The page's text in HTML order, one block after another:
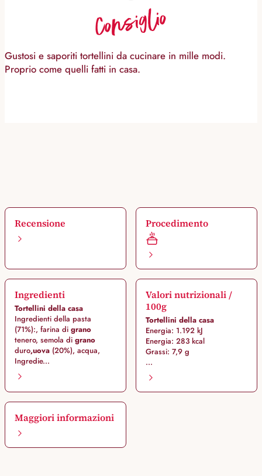
Consiglio
Gustosi e saporiti tortellini da cucinare in mille modi.
Proprio come quelli fatti in casa.
Recensione Procedimento
Ingredienti
Tortellini della casa
Ingredienti della pasta
(71%):, farina di grano
tenero, semola di grano
duro,uova (20%), acqua,
Ingredie...
Valori nutrizionali /
100g
Tortellini della casa
Energia: 1.192 kJ
Energia: 283 kcal
Grassi: 7,9 g
...
Maggiori informazioni